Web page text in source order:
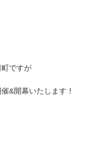
ですが
&開幕いたします！